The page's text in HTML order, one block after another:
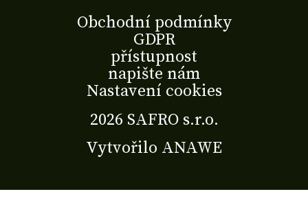
2026 SAFRO s.r.o.
Vytvořilo ANAWE
Obchodní podmínky
GDPR
přístupnost
napište nám
Nastavení cookies